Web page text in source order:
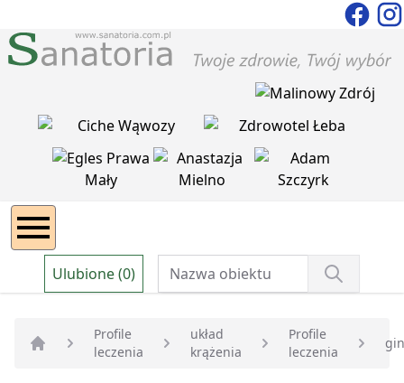
Ulubione (0)
Strona główna
Profile
leczenia
układ
krążenia
Profile
leczenia